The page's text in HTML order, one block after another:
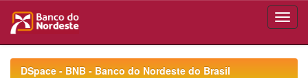
navigationDSpace - BNB - Banco do Nordeste do Brasil